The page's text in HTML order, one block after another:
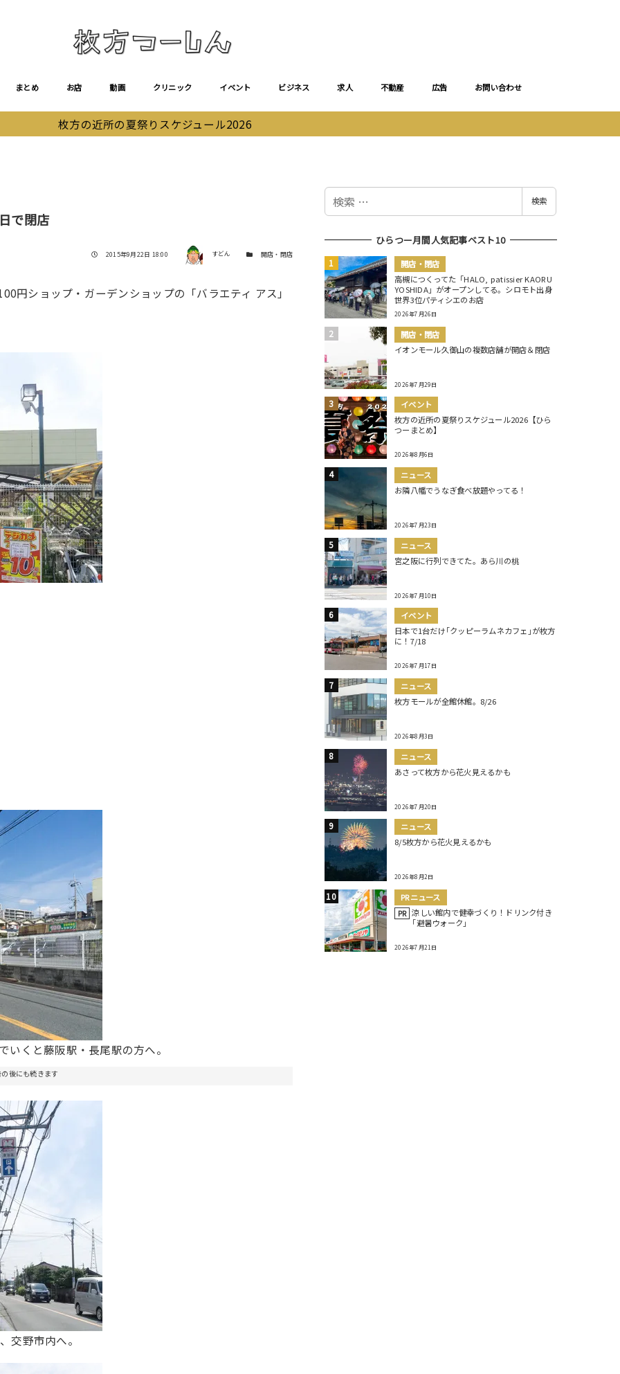
まとめ お店 動画 クリニック イベント ビジネス 求人 不動産 広告 お問い合わせ
枚方の近所の夏祭りスケジュール2026
で閉店
投稿日
2015年9月22日 18:00 著者 すどん カテゴリー開店・閉店
円ショップ・ガーデンショップの「バラエティ アス」
いくと藤阪駅・長尾駅の方へ。
後にも続きます
交野市内へ。
検
検索
ひらつー月間人気記事ベスト10
開店・閉店
高槻につくってた「HALO, patissier KAORU
YOSHIDA」がオープンしてる。シロモト出身
世界3位パティシエのお店
2026年7月26日
開店・閉店
イオンモール久御山の複数店舗が開店＆閉店
2026年7月29日
イベント
枚方の近所の夏祭りスケジュール2026【ひら
つーまとめ】
2026年8月6日
ニュース
お隣八幡でうなぎ食べ放題やってる！
2026年7月23日
ニュース
宮之阪に行列できてた。あら川の桃
2026年7月10日
イベント
日本で1台だけ｢クッピーラムネカフェ｣が枚方
に！7/18
2026年7月17日
ニュース
枚方モールが全館休館。8/26
2026年8月3日
ニュース
あさって枚方から花火見えるかも
2026年7月20日
ニュース
8/5枚方から花火見えるかも
2026年8月2日
PRニュース
PR 涼しい館内で健幸づくり！ドリンク付き
｢避暑ウォーク｣
2026年7月21日